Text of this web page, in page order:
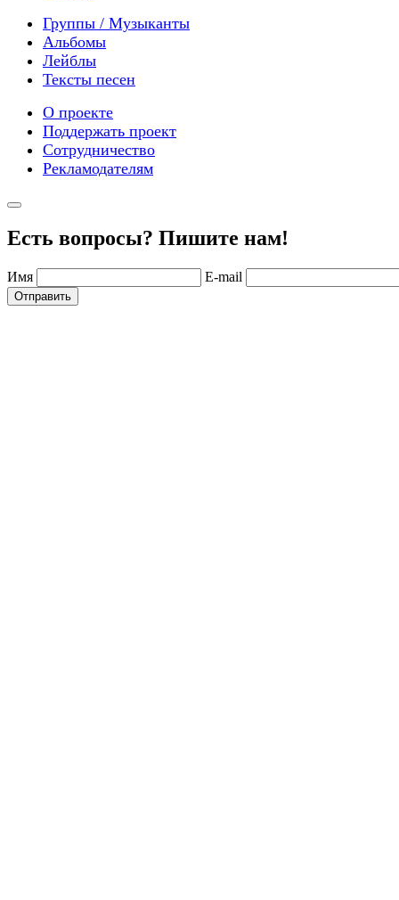
Группы / Музыканты
Альбомы
Лейблы
Тексты песен
О проекте
Поддержать проект
Сотрудничество
Рекламодателям
Есть вопросы? Пишите нам!
Имя E-mail